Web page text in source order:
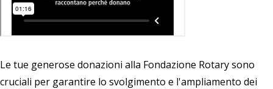
Le tue generose donazioni alla Fondazione Rotarysono
cruciali per garantire lo svolgimento e l'ampliamento dei